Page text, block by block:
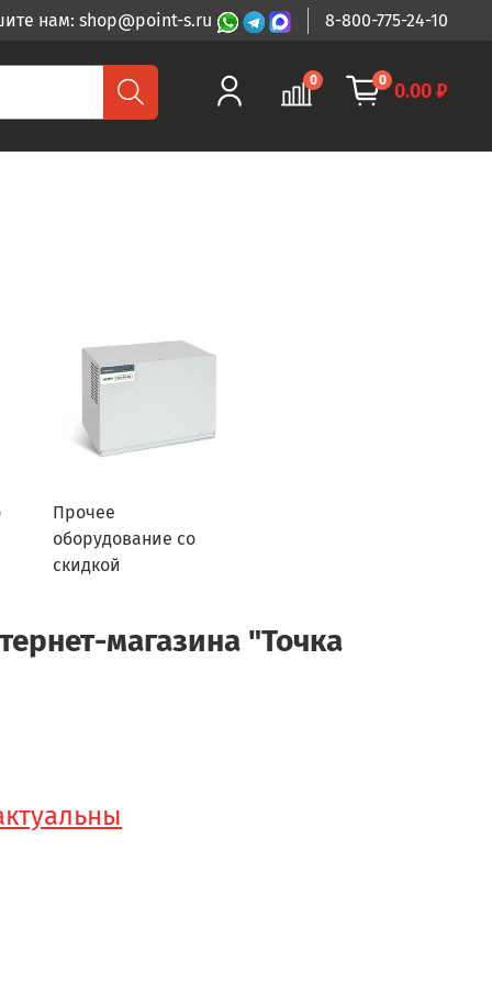
нам: shop@point-s.ru 8-800-775-24-10
0 0 0.00 ₽
Прочее
оборудование со
скидкой
магазина "Точка